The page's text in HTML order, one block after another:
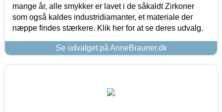
mange år, alle smykker er lavet i de såkaldt Zirkoner
som også kaldes industridiamanter, et materiale der
næppe findes stærkere. Klik her for at se deres udvalg.
Se udvalget på AnneBrauner.dk